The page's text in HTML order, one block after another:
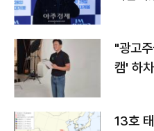
"광고
캠' 하
13호